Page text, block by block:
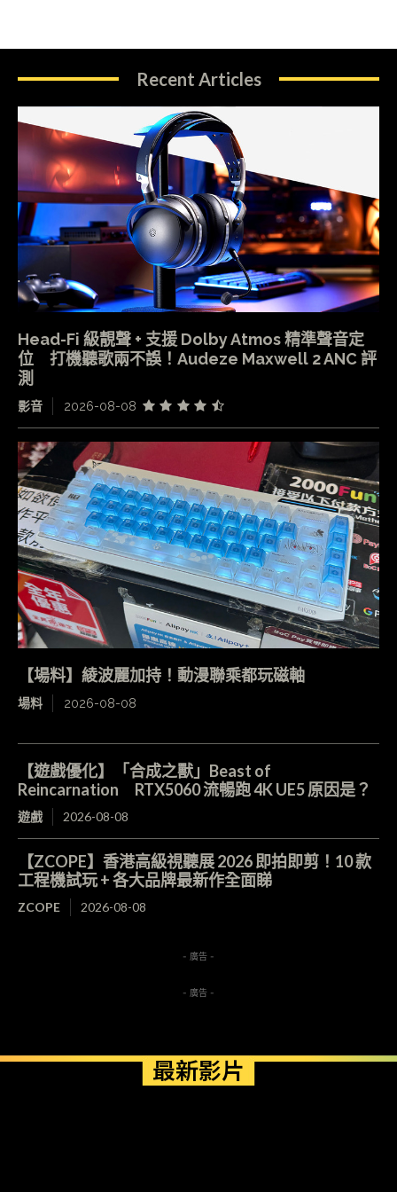
Recent Articles
Head-Fi 級靚聲 + 支援 Dolby Atmos 精準聲音定
位 打機聽歌兩不誤！Audeze Maxwell 2 ANC 評
測
影音 2026-08-08
【場料】綾波麗加持！動漫聯乘都玩磁軸
場料 2026-08-08
【遊戲優化】「合成之獸」Beast of
Reincarnation RTX5060 流暢跑 4K UE5 原因是？
遊戲 2026-08-08
【ZCOPE】香港高級視聽展 2026 即拍即剪！10 款
工程機試玩 + 各大品牌最新作全面睇
ZCOPE 2026-08-08
- 廣告 -
- 廣告 -
最新影片